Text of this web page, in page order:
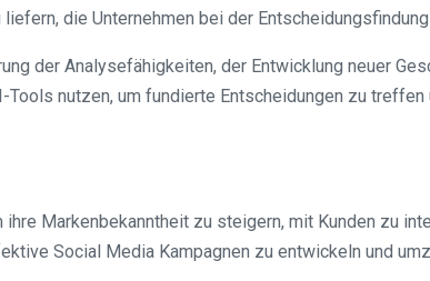
die Unternehmen bei der
der Analysefähigkeiten, der Entwicklung neuer
nutzen, um fundierte Entscheidungen zu
Markenbekanntheit zu steigern, mit Kunden zu
Social Media Kampagnen zu entwickeln und